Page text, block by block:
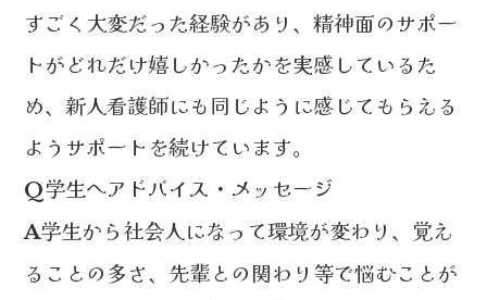
すごく大変だった経験があり、精神面のサポー
トがどれだけ嬉しかったかを実感しているた
め、新人看護師にも同じように感じてもらえる
ようサポートを続けています。
Q学生へアドバイス・メッセージ
A学生から社会人になって環境が変わり、覚え
ることの多さ、先輩との関わり等で悩むことが